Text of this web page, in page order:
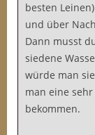
besten
und über
Dann musst
siedene
würde man
man eine
bekommen.